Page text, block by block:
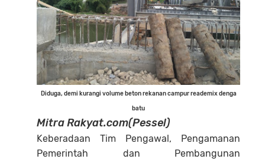
Diduga, demi kurangi volume beton rekanan campur reademix denga
batu
Mitra Rakyat.com(Pessel)
Keberadaan Tim Pengawal, Pengamanan
Pemerintah dan Pembangunan